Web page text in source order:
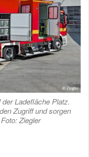
Ladefläche Platz.
Zugriff und sorgen
Ziegler